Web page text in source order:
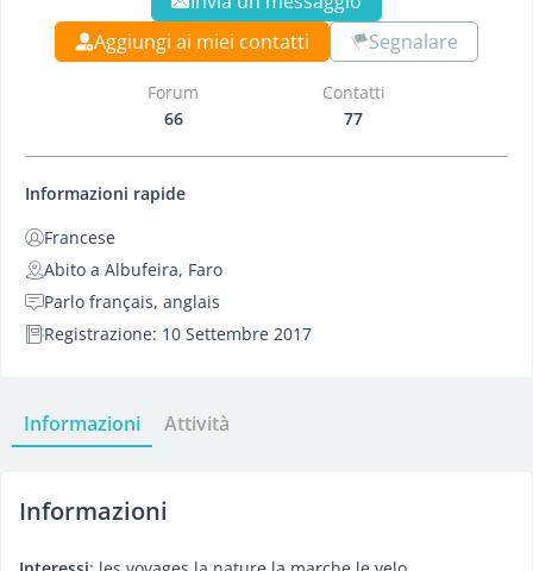
Aggiungi ai miei contatti
Segnalare
Forum
66
Contatti
77
Informazioni rapide
Francese
Abito a Albufeira, Faro
Parlo français, anglais
Registrazione: 10 Settembre 2017
Informazioni Attività
Informazioni